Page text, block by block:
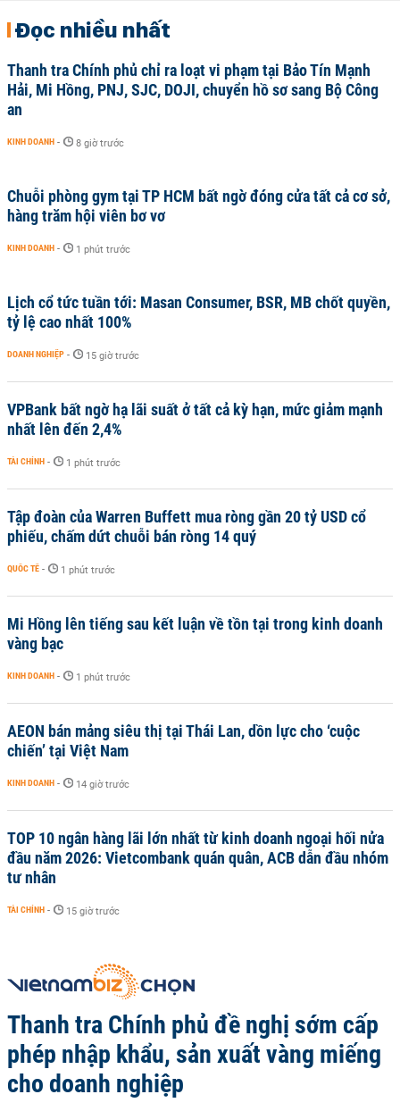
Đọc nhiều nhất
Thanh tra Chính phủ chỉ ra loạt vi phạm tại Bảo Tín Mạnh
Hải, Mi Hồng, PNJ, SJC, DOJI, chuyển hồ sơ sang Bộ Công
an
KINH DOANH - 8 giờ trước
Chuỗi phòng gym tại TP HCM bất ngờ đóng cửa tất cả cơ sở,
hàng trăm hội viên bơ vơ
KINH DOANH - 1 phút trước
Lịch cổ tức tuần tới: Masan Consumer, BSR, MB chốt quyền,
tỷ lệ cao nhất 100%
DOANH NGHIỆP - 15 giờ trước
VPBank bất ngờ hạ lãi suất ở tất cả kỳ hạn, mức giảm mạnh
nhất lên đến 2,4%
TÀI CHÍNH - 1 phút trước
Tập đoàn của Warren Buffett mua ròng gần 20 tỷ USD cổ
phiếu, chấm dứt chuỗi bán ròng 14 quý
QUỐC TẾ - 1 phút trước
Mi Hồng lên tiếng sau kết luận về tồn tại trong kinh doanh
vàng bạc
KINH DOANH - 1 phút trước
AEON bán mảng siêu thị tại Thái Lan, dồn lực cho ‘cuộc
chiến’ tại Việt Nam
KINH DOANH - 14 giờ trước
TOP 10 ngân hàng lãi lớn nhất từ kinh doanh ngoại hối nửa
đầu năm 2026: Vietcombank quán quân, ACB dẫn đầu nhóm
tư nhân
TÀI CHÍNH - 15 giờ trước
Thanh tra Chính phủ đề nghị sớm cấp
phép nhập khẩu, sản xuất vàng miếng
cho doanh nghiệp